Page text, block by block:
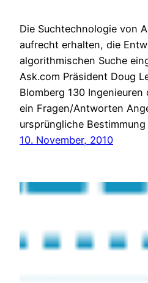
Die Suchtechnologie von
aufrecht erhalten, die
algorithmischen Suche
Ask.com Präsident Doug
Blomberg 130
ein Fragen/Antworten
ursprüngliche Bestimmung
10. November, 2010